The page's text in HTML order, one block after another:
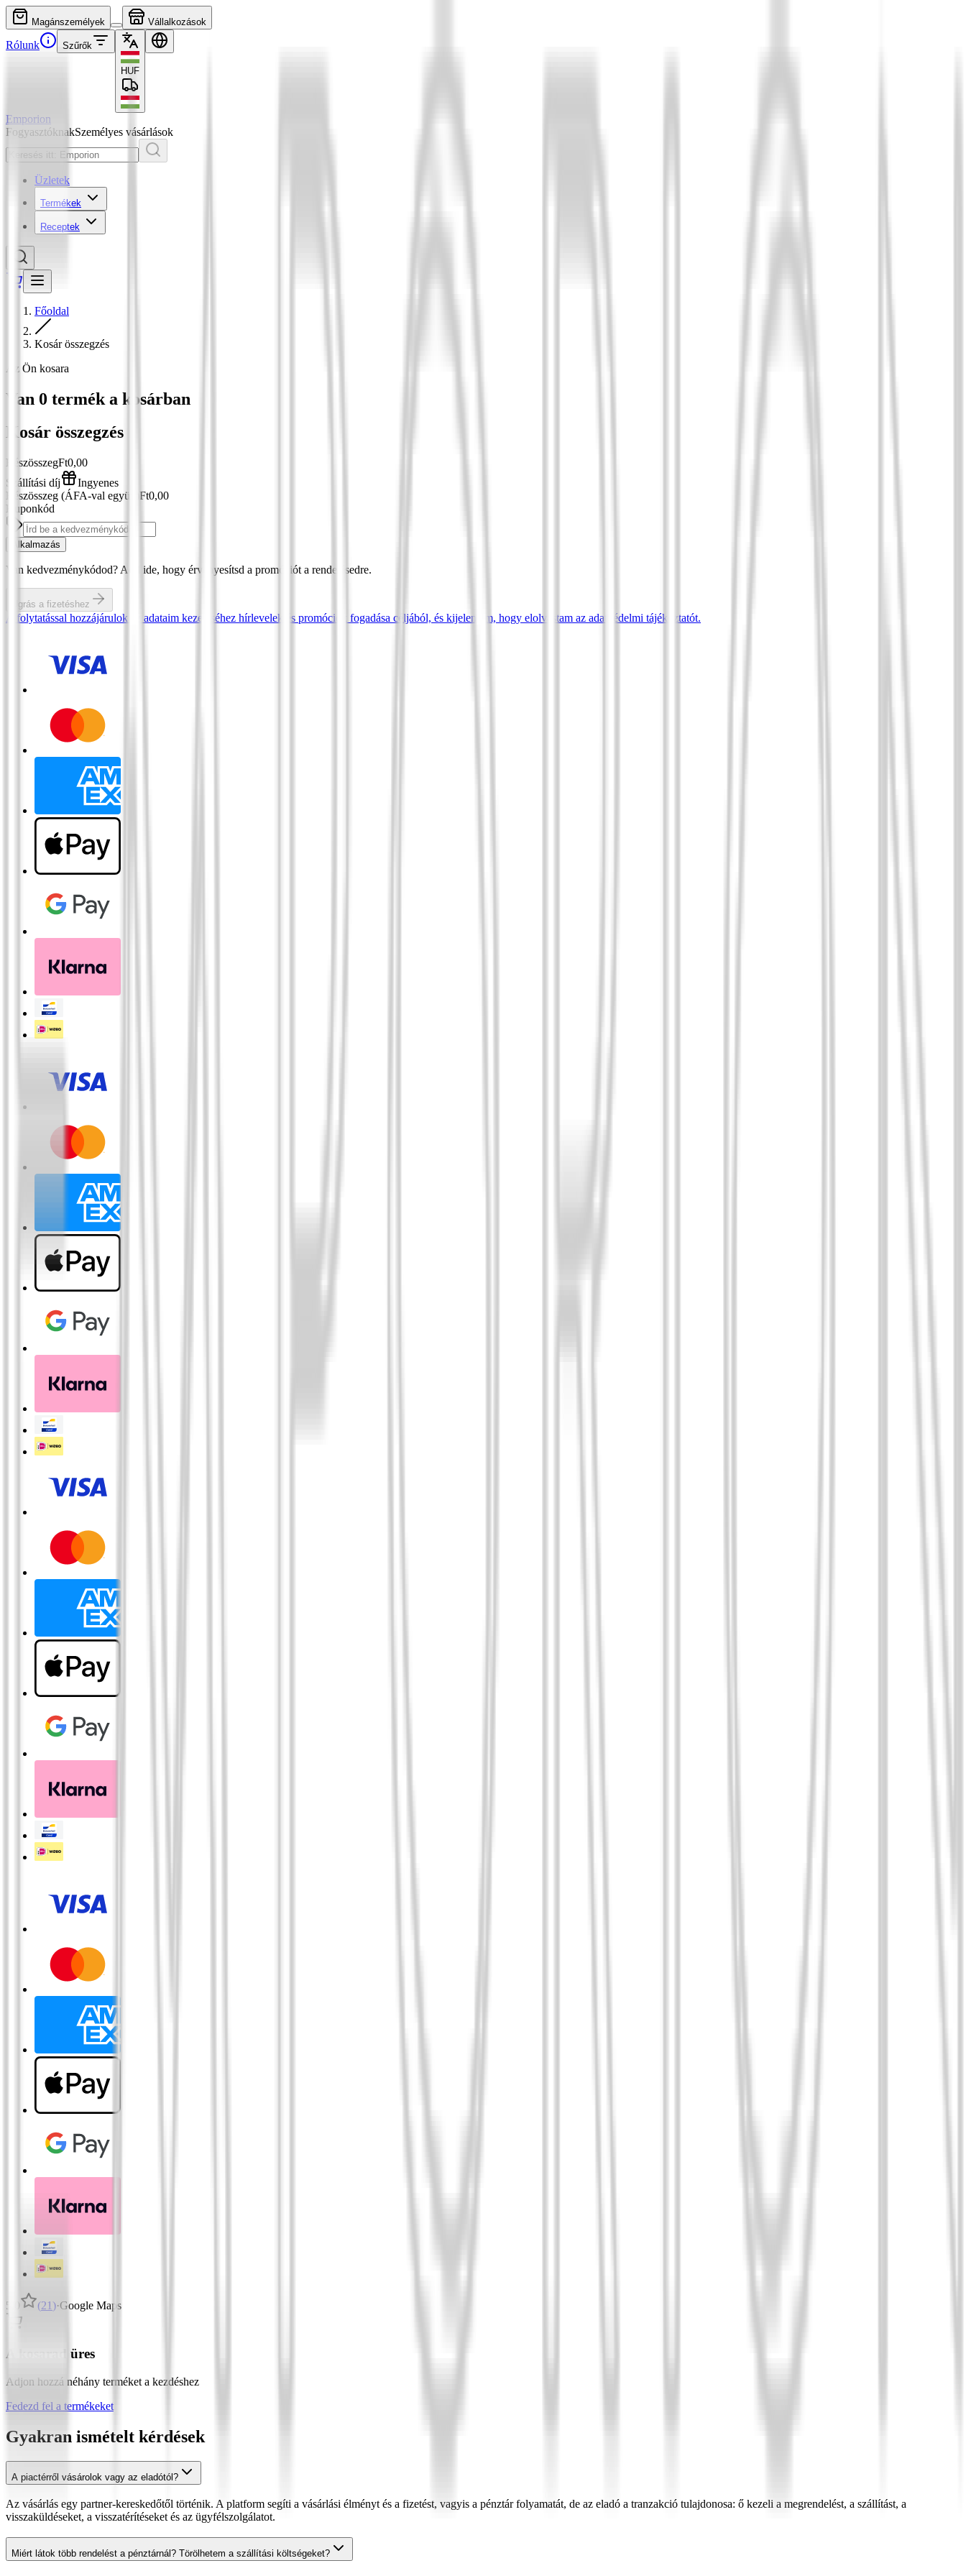
Magánszemélyek Vállalkozások
Rólunk Szűrők
HUF
Emporion
FogyasztóknakSzemélyes vásárlások
Üzletek
Termékek
Receptek
Főoldal
Kosár összegzés
Az Ön kosara
Van 0 termék a kosárban
Kosár összegzés
RészösszegFt0,00
Szállítási díj
Ingyenes
Részösszeg (ÁFA-val együtt) Ft0,00
Kuponkód
Alkalmazás
Van kedvezménykódod? Add ide, hogy érvényesítsd a promóciót a rendelésedre.
Ugrás a fizetéshez
A folytatással hozzájárulok az adataim kezeléséhez hírlevelek és promóciók fogadása céljából, és kijelentem, hogy elolvastam az adatvédelmi tájékoztatót.
5,0 (21 )·Google Maps
A kosarad üres
Adjon hozzá néhány terméket a kezdéshez
Fedezd fel a termékeket
Gyakran ismételt kérdések
A piactérről vásárolok vagy az eladótól?
Az vásárlás egy partner-kereskedőtől történik. A platform segíti a vásárlási élményt és a fizetést, vagyis a pénztár folyamatát, de az eladó a tranzakció tulajdonosa: ő kezeli a megrendelést, a szállítást, a
visszaküldéseket, a visszatérítéseket és az ügyfélszolgálatot.
Miért látok több rendelést a pénztárnál? Törölhetem a szállítási költségeket?